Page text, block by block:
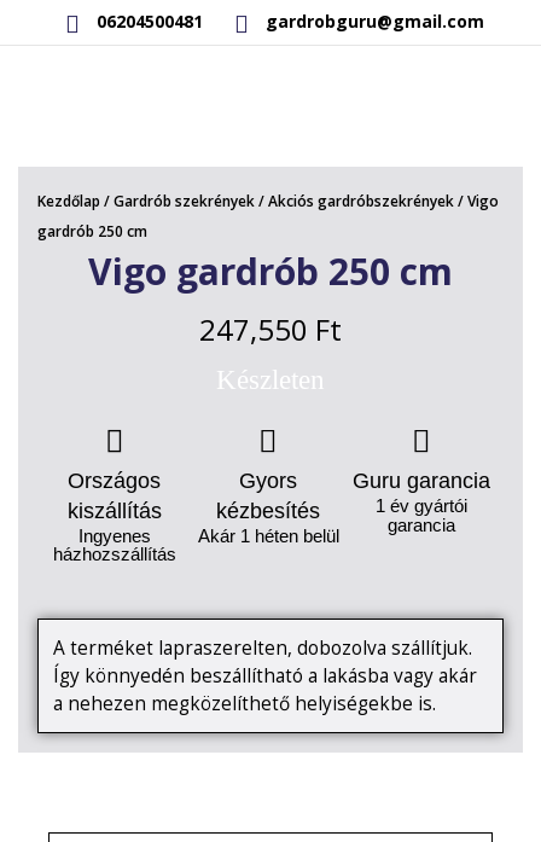
06204500481 gardrobguru@gmail.com
RAKTÁRON LÉVŐ TERMÉKEK
SAJÁT GYÁRTÁSÚ TERMÉKEK
KAPCSOLAT
Kezdőlap /Gardrób szekrények/Akciós gardróbszekrények/ Vigo
gardrób 250 cm
Vigo gardrób 250 cm
247,550 Ft
Készleten
Országos
kiszállítás
Ingyenes
házhozszállítás
Gyors
kézbesítés
Akár 1 héten belül
Guru garancia
1 év gyártói
garancia
A terméket lapraszerelten, dobozolva szállítjuk.
Így könnyedén beszállítható a lakásba vagy akár
a nehezen megközelíthető helyiségekbe is.